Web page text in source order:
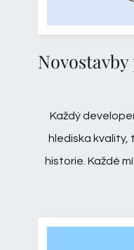
Každý
hlediska
historie. Každé